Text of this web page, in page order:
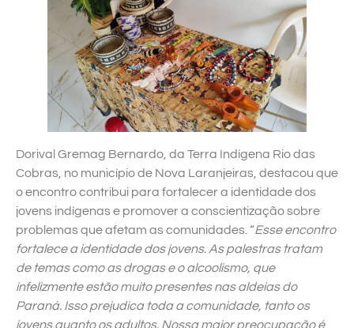
Dorival Gremag Bernardo, da Terra Indígena Rio das
Cobras, no município de Nova Laranjeiras, destacou que
o encontro contribui para fortalecer a identidade dos
jovens indígenas e promover a conscientização sobre
problemas que afetam as comunidades. “Esse encontro
fortalece a identidade dos jovens. As palestras tratam
de temas como as drogas e o alcoolismo, que
infelizmente estão muito presentes nas aldeias do
Paraná. Isso prejudica toda a comunidade, tanto os
jovens quanto os adultos. Nossa maior preocupação é